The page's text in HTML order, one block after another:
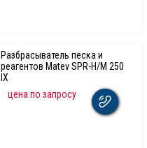
Разбрасыватель песка и
реагентов Matev SPR-H/M 250
IX
цена по запросу